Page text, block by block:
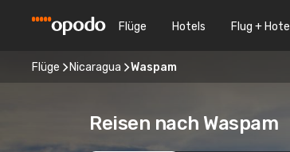
Flüge Hotels Flug + Hotel
Flüge Nicaragua Waspam
Reisen nach Waspam